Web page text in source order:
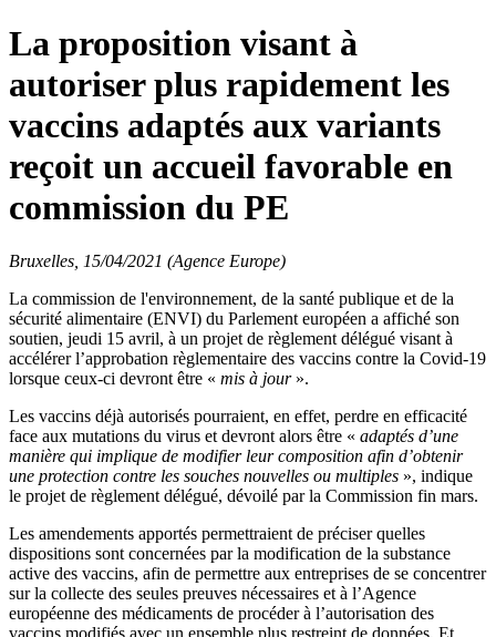
La proposition visant à
autoriser plus rapidement les
vaccins adaptés aux variants
reçoit un accueil favorable en
commission du PE
Bruxelles, 15/04/2021 (Agence Europe)
La commission de l'environnement, de la santé publique et de la
sécurité alimentaire (ENVI) du Parlement européen a affiché son
soutien, jeudi 15 avril, à un projet de règlement délégué visant à
accélérer l’approbation règlementaire des vaccins contre la Covid-19
lorsque ceux-ci devront être « mis à jour».
Les vaccins déjà autorisés pourraient, en effet, perdre en efficacité
face aux mutations du virus et devront alors être « adaptés d’une
manière qui implique de modifier leur composition afin d’obtenir
une protection contre les souches nouvelles ou multiples », indique
le projet de règlement délégué, dévoilé par la Commission fin mars.
Les amendements apportés permettraient de préciser quelles
dispositions sont concernées par la modification de la substance
active des vaccins, afin de permettre aux entreprises de se concentrer
sur la collecte des seules preuves nécessaires et à l’Agence
européenne des médicaments de procéder à l’autorisation des
vaccins modifiés avec un ensemble plus restreint de données. Et